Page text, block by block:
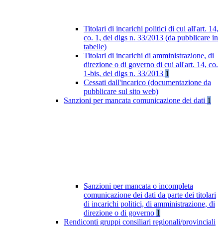
Titolari di incarichi politici di cui all'art. 14,
co. 1, del dlgs n. 33/2013 (da pubblicare in
tabelle)
Titolari di incarichi di amministrazione, di
direzione o di governo di cui all'art. 14, co.
1-bis, del dlgs n. 33/2013 1
Cessati dall'incarico (documentazione da
pubblicare sul sito web)
Sanzioni per mancata comunicazione dei dati 1
Sanzioni per mancata o incompleta
comunicazione dei dati da parte dei titolari
di incarichi politici, di amministrazione, di
direzione o di governo 1
Rendiconti gruppi consiliari regionali/provinciali